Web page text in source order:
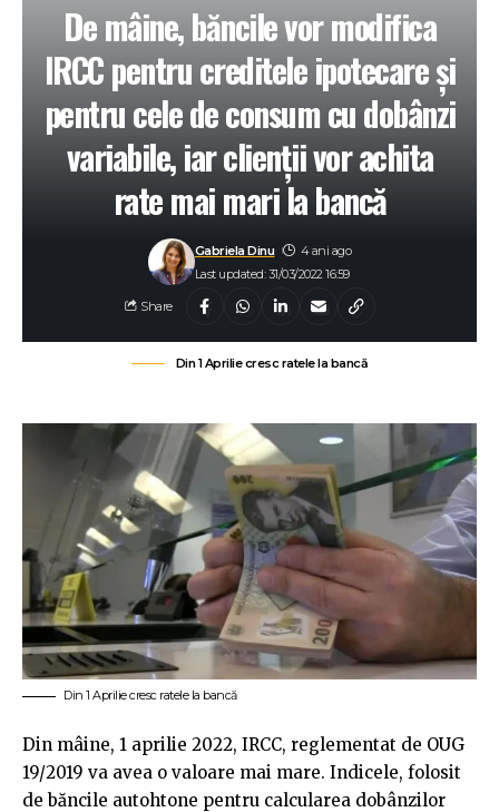
De mâine, băncile vor modifica
IRCC pentru creditele ipotecare şi
pentru cele de consum cu dobânzi
variabile, iar clienții vor achita
rate mai mari la bancă
Last updated: 31/03/2022 16:59
Gabriela Dinu 4 ani ago
Share
Din 1 Aprilie cresc ratele la bancă
Din 1 Aprilie cresc ratele la bancă
Din mâine, 1 aprilie 2022, IRCC, reglementat de OUG
19/2019 va avea o valoare mai mare. Indicele, folosit
de băncile autohtone pentru calcularea dobânzilor